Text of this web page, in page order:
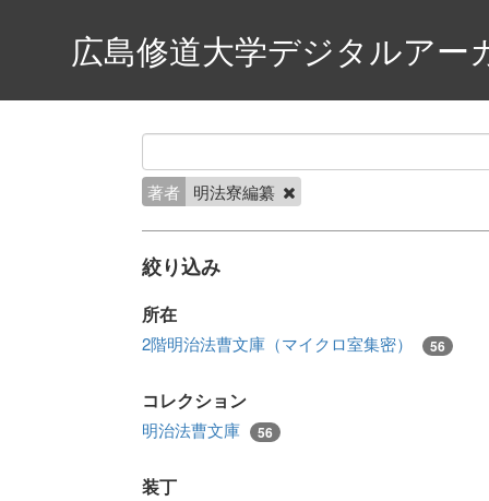
広島修道大学デジタルアー
著者 明法寮編纂
絞り込み
所在
2階明治法曹文庫（マイクロ室集密） 56
コレクション
明治法曹文庫 56
装丁